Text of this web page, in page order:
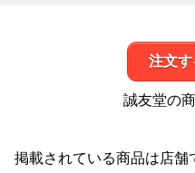
注文す
誠友堂の
掲載されている商品は店